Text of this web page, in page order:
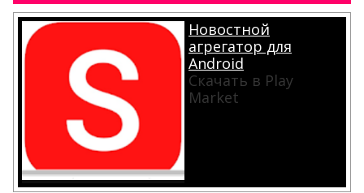
Новостной
агрегатор для
Android
Скачать в Play
Market